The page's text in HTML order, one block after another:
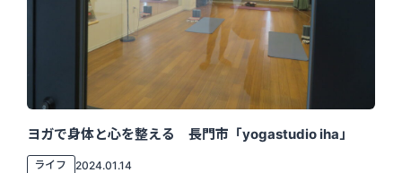
ヨガで身体と心を整える 長門市「yogastudio iha」
ライフ 2024.01.14